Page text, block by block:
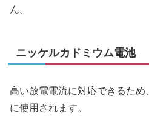
ん。
ニッケルカドミウム電池
高い放電電流に対応できるた
に使用されます。